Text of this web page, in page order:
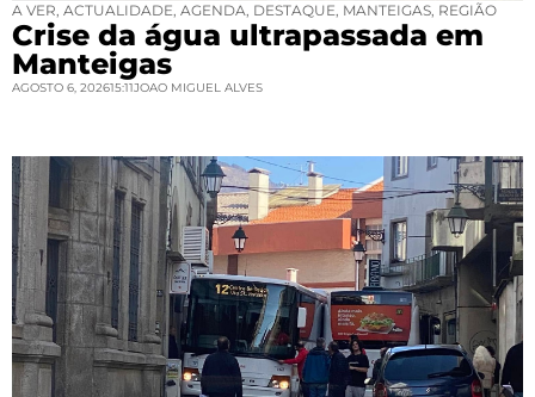
A VER, ACTUALIDADE, AGENDA, DESTAQUE, MANTEIGAS, REGIÃO
Crise da água ultrapassada em
Manteigas
AGOSTO 6, 202615:11JOAO MIGUEL ALVES